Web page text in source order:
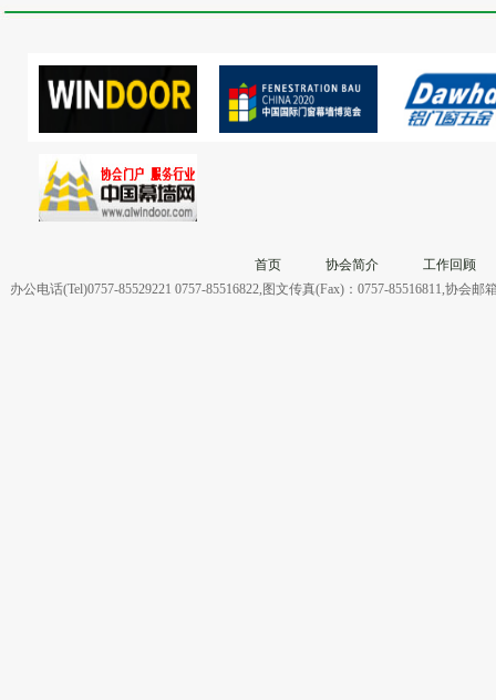
首页 协会简介
工作回顾
办公电话(Tel)0757-85529221 0757-85516822,图文传真(Fax)：0757-85516811,协会